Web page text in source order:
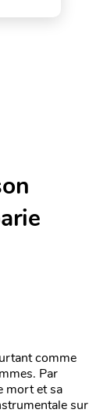
comme
Par
mort et sa
sur